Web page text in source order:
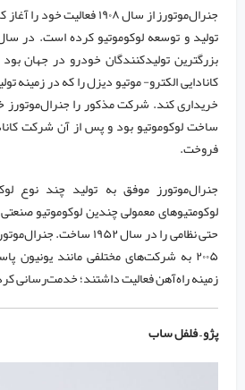
بزرگترین تولیدکنندگان خودرو در جهان
کانادایی الکترو- موتیو دیزل را که در زمینه
ساخت لوکوموتیو بود و پس از آن شرکت
فروخت.
جنرال‌موتورز موفق به تولید چند نوع
لوکومتیو‌های معمولی چندین لوکوموتیو
۲۰۰۵ به شرکت‌های مختلفی مانند
زمینه راه‌آهن فعالیت داشتند؛ خدمت‌رسانی
پژو – فلفل ساب